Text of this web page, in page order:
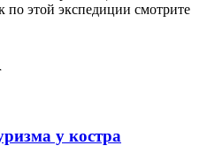
по этой экспедиции смотрите
у костра